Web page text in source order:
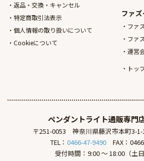
返品・交換・キャンセル
特定商取引法表示
個人情報の取り扱いについて
Cookieについて
ファ
ファ
ファ
運営
トッ
ペンダントライト通販専門
〒251-0053 神奈川県藤沢市本町3-1-
TEL： 0466-47-9490
FAX：
受付時間：9:00 ～ 18:00（土日